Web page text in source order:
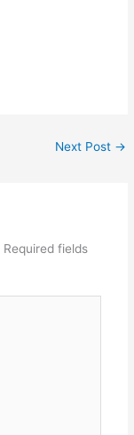
Next Post →
Required fields